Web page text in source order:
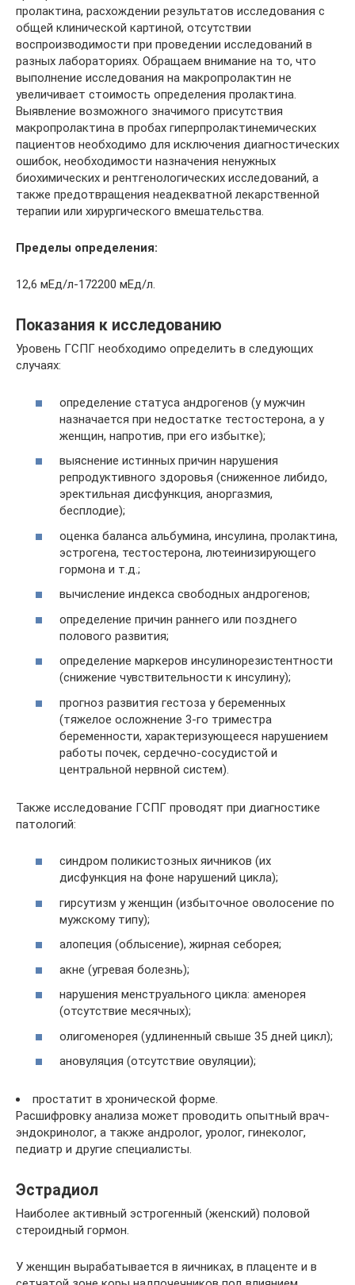
пролактина, расхождении результатов исследования с
общей клинической картиной, отсутствии
воспроизводимости при проведении исследований в
разных лабораториях. Обращаем внимание на то, что
выполнение исследования на макропролактин не
увеличивает стоимость определения пролактина.
Выявление возможного значимого присутствия
макропролактина в пробах гиперпролактинемических
пациентов необходимо для исключения диагностических
ошибок, необходимости назначения ненужных
биохимических и рентгенологических исследований, а
также предотвращения неадекватной лекарственной
терапии или хирургического вмешательства.
Пределы определения:
12,6 мЕд/л-172200 мЕд/л.
Показания к исследованию
Уровень ГСПГ необходимо определить в следующих
случаях:
определение статуса андрогенов (у мужчин
назначается при недостатке тестостерона, а у
женщин, напротив, при его избытке);
выяснение истинных причин нарушения
репродуктивного здоровья (сниженное либидо,
эректильная дисфункция, аноргазмия,
бесплодие);
оценка баланса альбумина, инсулина, пролактина,
эстрогена, тестостерона, лютеинизирующего
гормона и т.д.;
вычисление индекса свободных андрогенов;
определение причин раннего или позднего
полового развития;
определение маркеров инсулинорезистентности
(снижение чувствительности к инсулину);
прогноз развития гестоза у беременных
(тяжелое осложнение 3-го триместра
беременности, характеризующееся нарушением
работы почек, сердечно-сосудистой и
центральной нервной систем).
Также исследование ГСПГ проводят при диагностике
патологий:
синдром поликистозных яичников (их
дисфункция на фоне нарушений цикла);
гирсутизм у женщин (избыточное оволосение по
мужскому типу);
алопеция (облысение), жирная себорея;
акне (угревая болезнь);
нарушения менструального цикла: аменорея
(отсутствие месячных);
олигоменорея (удлиненный свыше 35 дней цикл);
ановуляция (отсутствие овуляции);
простатит в хронической форме.
Расшифровку анализа может проводить опытный врач-
эндокринолог, а также андролог, уролог, гинеколог,
педиатр и другие специалисты.
Эстрадиол
Наиболее активный эстрогенный (женский) половой
стероидный гормон.
У женщин вырабатывается в яичниках, в плаценте и в